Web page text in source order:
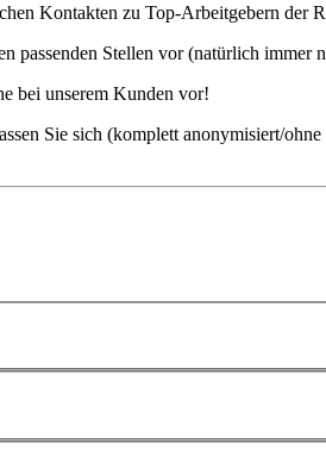
Kontakten zu Top-Arbeitgebern der
passenden Stellen vor (natürlich immer
bei unserem Kunden vor!
Sie sich (komplett anonymisiert/